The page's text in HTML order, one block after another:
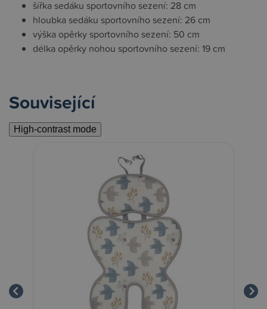
šířka sedáku sportovního sezení: 28 cm
hloubka sedáku sportovního sezení: 26 cm
výška opěrky sportovního sezení: 50 cm
délka opěrky nohou sportovního sezení: 19 cm
Související
High-contrast mode